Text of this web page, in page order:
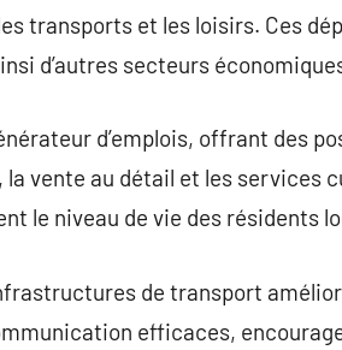
transports et les loisirs. Ces
d’autres secteurs
d’emplois, offrant des
la vente au détail et les services
le niveau de vie des résidents
de transport
efficaces,